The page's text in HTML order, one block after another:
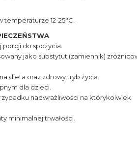
12-25°C.
do spożycia.
jako substytut (zamiennik)
dieta oraz zdrowy tryb życia.
dla dzieci.
nadwrażliwości na którykolwiek
minimalnej trwałości.